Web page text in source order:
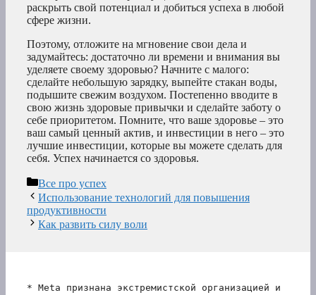
раскрыть свой потенциал и добиться успеха в любой
сфере жизни.
Поэтому, отложите на мгновение свои дела и
задумайтесь: достаточно ли времени и внимания вы
уделяете своему здоровью? Начните с малого:
сделайте небольшую зарядку, выпейте стакан воды,
подышите свежим воздухом. Постепенно вводите в
свою жизнь здоровые привычки и сделайте заботу о
себе приоритетом. Помните, что ваше здоровье – это
ваш самый ценный актив, и инвестиции в него – это
лучшие инвестиции, которые вы можете сделать для
себя. Успех начинается со здоровья.
Рубрики
Все про успех
Использование технологий для повышения
продуктивности
Как развить силу воли
* Meta признана экстремистской организацией и